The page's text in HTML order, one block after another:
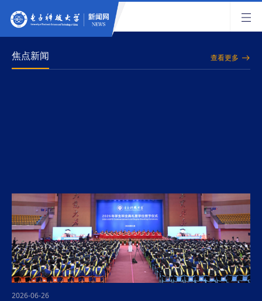
焦点新闻 查看更多
2026-06-26